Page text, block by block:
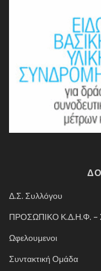
Δ.Σ. Συλλόγου
ΠΡΟΣΩΠΙΚΟ Κ.Δ.Η.Φ.
Ωφελουμενοι
Συντακτική Ομάδα